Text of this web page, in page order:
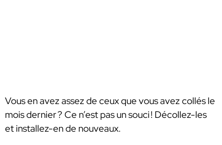
Vous en avez assez de ceux que vous avez collés le
mois dernier ? Ce n’est pas un souci ! Décollez-les
et installez-en de nouveaux.